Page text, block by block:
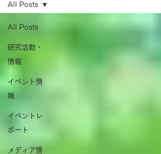
All Posts
研究活動・
情報
イベント情
報
イベントレ
ポート
メディア情
All Posts